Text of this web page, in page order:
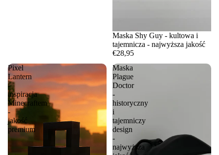
Maska Shy Guy - kultowa i
tajemnicza - najwyższa jakość
€28,95
Pixel
Lantern
-
inspiracja
Minecraftem
-
jakość
premium
Maska
Plague
Doctor
-
historyczny
i
tajemniczy
design
-
najwyższa